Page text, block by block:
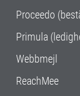
Proceedo
Primula
Webbmejl
ReachMee